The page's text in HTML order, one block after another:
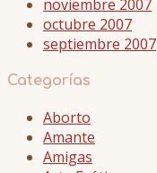
noviembre 2007
octubre 2007
septiembre 2007
Categorías
Aborto
Amante
Amigas